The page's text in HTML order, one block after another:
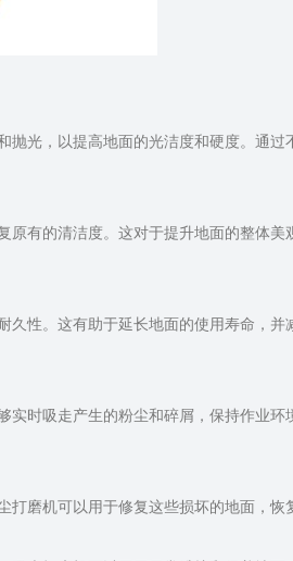
抛光，以提高地面的光洁度和硬度。通过
原有的清洁度。这对于提升地面的整体美
久性。这有助于延长地面的使用寿命，并
实时吸走产生的粉尘和碎屑，保持作业环
打磨机可以用于修复这些损坏的地面，恢